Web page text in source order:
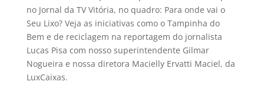
no Jornal da TV Vitória, no quadro: Para onde vai o
Seu Lixo? Veja as iniciativas como o Tampinha do
Bem e de reciclagem na reportagem do jornalista
Lucas Pisa com nosso superintendente Gilmar
Nogueira e nossa diretora Macielly Ervatti Maciel, da
LuxCaixas.